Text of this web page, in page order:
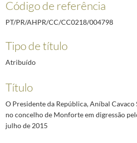
Código de referência
PT/PR/AHPR/CC/CC0218/004798
Tipo de título
Atribuído
Título
O Presidente da República, Aníbal Cavaco
no concelho de Monforte em digressão
julho de 2015